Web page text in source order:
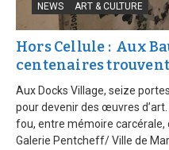
NEWS ART & CULTURE
Hors Cellule : Aux
centenaires trouvent
Aux Docks Village, seize
pour devenir des œuvres
fou, entre mémoire carcérale,
Galerie Pentcheff/ Ville de